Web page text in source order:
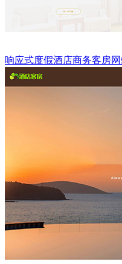
响应式度假酒店商务客房